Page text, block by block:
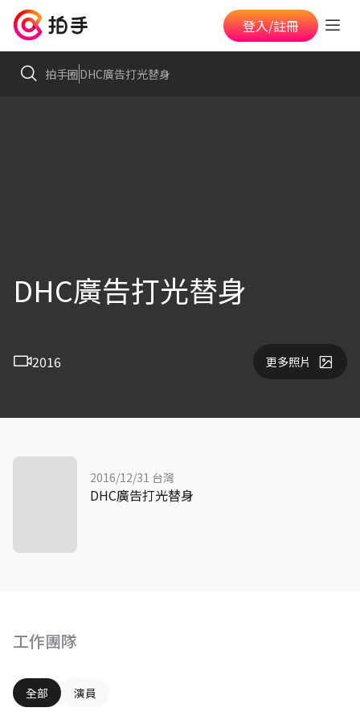
登入/註冊
拍手圈DHC廣告打光替身
DHC廣告打光替身
2016 更多照片
工作團隊
全部 演員
2016/12/31 台灣
DHC廣告打光替身